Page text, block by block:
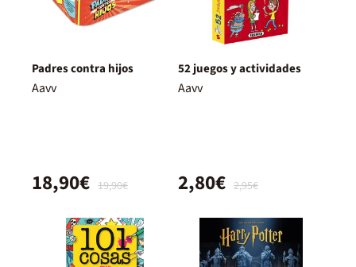
Padres contra hijos
Aavv
19,90€
18,90€
52 juegos y actividades
Aavv
2,95€
2,80€